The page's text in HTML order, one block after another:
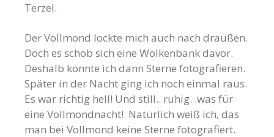
Terzel.
Der Vollmond lockte mich auch nach draußen.
Doch es schob sich eine Wolkenbank davor.
Deshalb konnte ich dann Sterne fotografieren.
Später in der Nacht ging ich noch einmal raus.
Es war richtig hell! Und still.. ruhig. .was für
eine Vollmondnacht! Natürlich weiß ich, das
man bei Vollmond keine Sterne fotografiert.